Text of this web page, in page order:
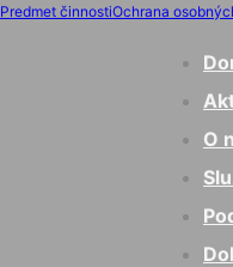
Predmet činnostiOchrana
O